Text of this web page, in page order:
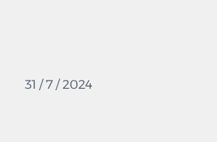
31 / 7 / 2024